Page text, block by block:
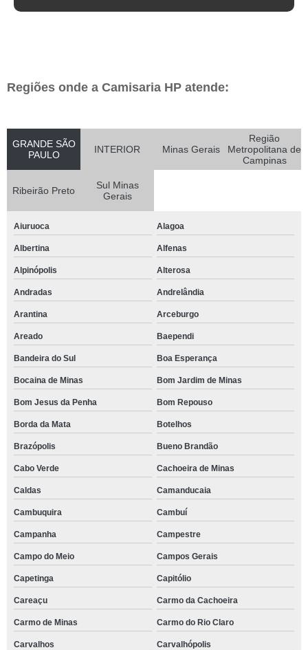
Regiões onde a Camisaria HP atende:
GRANDE SÃO
PAULO
INTERIOR Minas Gerais
Região
Metropolitana de
Campinas
Ribeirão Preto
Sul Minas
Gerais
Aiuruoca Alagoa
Albertina Alfenas
Alpinópolis Alterosa
Andradas Andrelândia
Arantina Arceburgo
Areado Baependi
Bandeira do Sul Boa Esperança
Bocaina de Minas Bom Jardim de Minas
Bom Jesus da Penha Bom Repouso
Borda da Mata Botelhos
Brazópolis Bueno Brandão
Cabo Verde Cachoeira de Minas
Caldas Camanducaia
Cambuquira Cambuí
Campanha Campestre
Campo do Meio Campos Gerais
Capetinga Capitólio
Careaçu Carmo da Cachoeira
Carmo de Minas Carmo do Rio Claro
Carvalhos Carvalhópolis